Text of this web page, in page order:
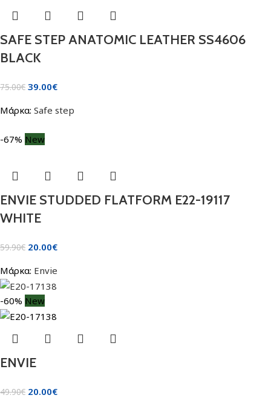
SAFE STEP ANATOMIC LEATHER SS4606
BLACK
75.00€ 39.00€
Μάρκα: Safe step
-67% New
ENVIE STUDDED FLATFORM E22-19117
WHITE
59.90€ 20.00€
Μάρκα: Envie
-60% New
ENVIE
49.90€ 20.00€